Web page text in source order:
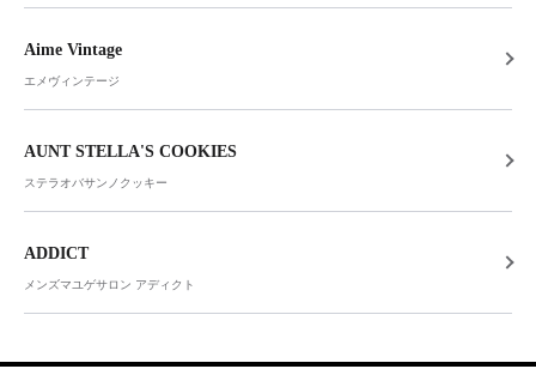
Aime Vintage
エメヴィンテージ
AUNT STELLA'S COOKIES
ステラオバサンノクッキー
ADDICT
メンズマユゲサロン アディクト